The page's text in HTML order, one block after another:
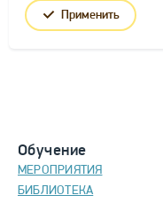
Применить
Обучение
МЕРОПРИЯТИЯ
БИБЛИОТЕКА